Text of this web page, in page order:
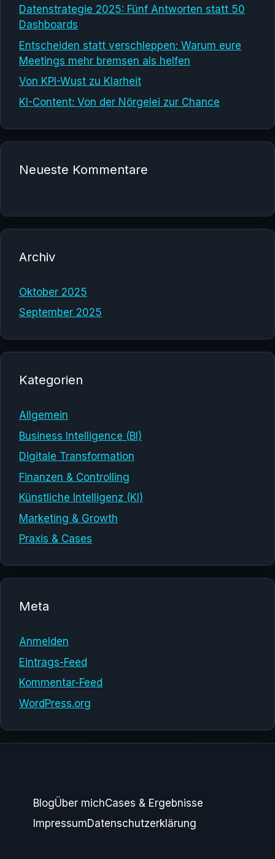
Datenstrategie 2025: Fünf Antworten statt 50
Dashboards
Entscheiden statt verschleppen: Warum eure
Meetings mehr bremsen als helfen
Von KPI-Wust zu Klarheit
KI-Content: Von der Nörgelei zur Chance
Neueste Kommentare
Archiv
Oktober 2025
September 2025
Kategorien
Allgemein
Business Intelligence (BI)
Digitale Transformation
Finanzen & Controlling
Künstliche Intelligenz (KI)
Marketing & Growth
Praxis & Cases
Meta
Anmelden
Eintrags-Feed
Kommentar-Feed
WordPress.org
BlogÜber michCases & Ergebnisse
ImpressumDatenschutzerklärung